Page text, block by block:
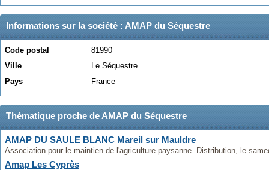
Informations sur la société : AMAP du Séquestre
Code postal
81990
Ville
Le Séquestre
Pays
France
Thématique proche de AMAP du Séquestre
AMAP DU SAULE BLANC Mareil sur Mauldre
Association pour le maintien de l'agriculture paysanne. Distribution, le
Amap Les Cyprès